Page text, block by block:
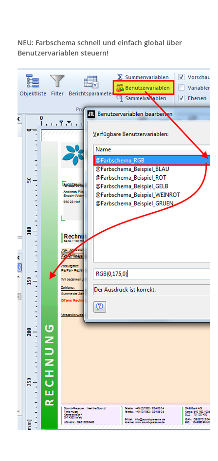
NEU: Farbschema schnell und einfach global über
Benutzervariablen steuern!